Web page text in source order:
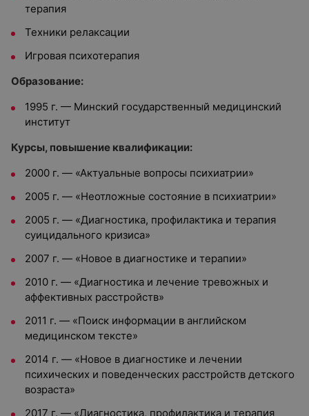
терапия
Техники релаксации
Игровая психотерапия
Образование:
1995 г. — Минский государственный медицинский
институт
Курсы, повышение квалификации:
2000 г. — «Актуальные вопросы психиатрии»
2005 г. — «Неотложные состояние в психиатрии»
2005 г. — «Диагностика, профилактика и терапия
суицидального кризиса»
2007 г. — «Новое в диагностике и терапии»
2010 г. — «Диагностика и лечение тревожных и
аффективных расстройств»
2011 г. — «Поиск информации в английском
медицинском тексте»
2014 г. — «Новое в диагностике и лечении
психических и поведенческих расстройств детского
возраста»
2017 г. — «Диагностика, профилактика и терапия